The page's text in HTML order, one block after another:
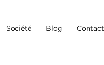
Société Blog Contact